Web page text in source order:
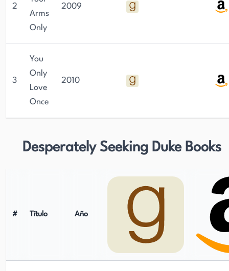
2
Arms
Only
2009
3
You
Only
Love
Once
2010
Desperately Seeking Duke Books
# Título Año